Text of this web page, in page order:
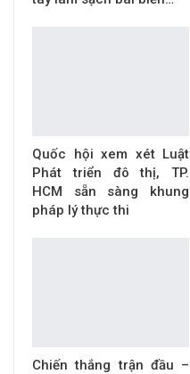
Quốc hội xem xét Luật
Phát triển đô thị, TP.
HCM sẵn sàng khung
pháp lý thực thi
Chiến thắng trận đầu –